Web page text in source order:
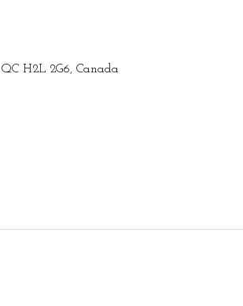
H2L 2G6, Canada